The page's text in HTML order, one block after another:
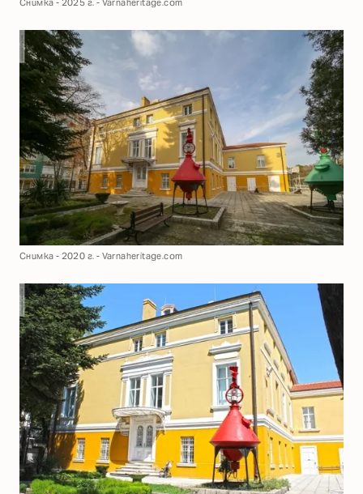
Снимка - 2025 г. - Varnaheritage.com
Снимка - 2020 г. - Varnaheritage.com